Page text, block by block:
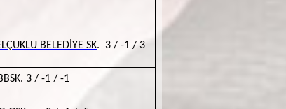
BELEDİYE SK. 3 / -1 / 3
3 / -1 / -1